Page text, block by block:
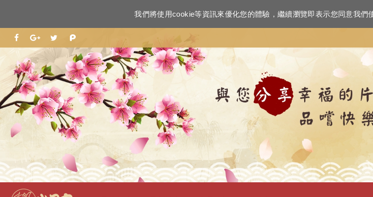
我們將使用cookie等資訊來優化您的體驗，繼續瀏覽即表示您同意我們